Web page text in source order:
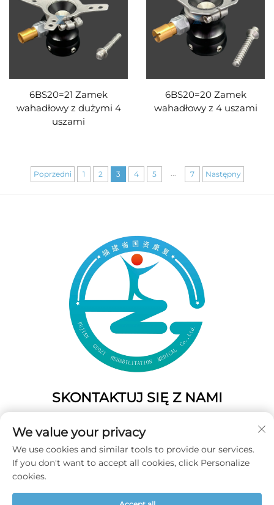
6BS20=21 Zamek
wahadłowy z dużymi 4
uszami
6BS20=20 Zamek
wahadłowy z 4 uszami
Poprzedni 1 2 3 4 5 ... 7 Następny
SKONTAKTUJ SIĘ Z NAMI
Chiny
Tel.:+86-19859128239
E-mail:
We value your privacy
We use cookies and similar tools to provide our services.
If you don't want to accept all cookies, click Personalize
cookies.